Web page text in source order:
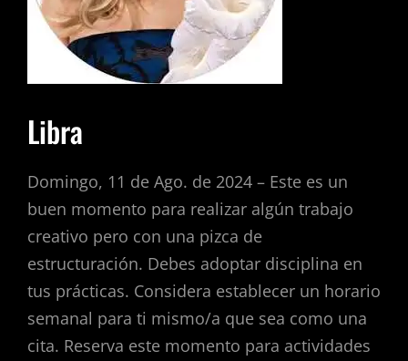
Libra
Domingo, 11 de Ago. de 2024 – Este es un
buen momento para realizar algún trabajo
creativo pero con una pizca de
estructuración. Debes adoptar disciplina en
tus prácticas. Considera establecer un horario
semanal para ti mismo/a que sea como una
cita. Reserva este momento para actividades